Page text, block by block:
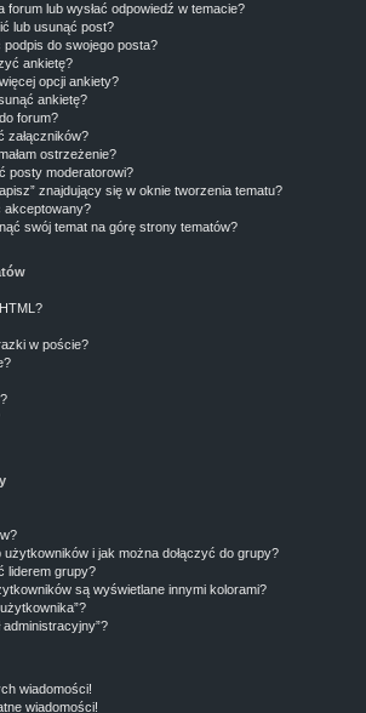
lub wysłać odpowiedź w temacie?
lub usunąć post?
do swojego posta?
ankietę?
opcji ankiety?
ankietę?
forum?
załączników?
ostrzeżenie?
posty moderatorowi?
znajdujący się w oknie tworzenia tematu?
akceptowany?
swój temat na górę strony tematów?
w poście?
i jak można dołączyć do grupy?
liderem grupy?
są wyświetlane innymi kolorami?
administracyjny”?
wiadomości!
wiadomości!